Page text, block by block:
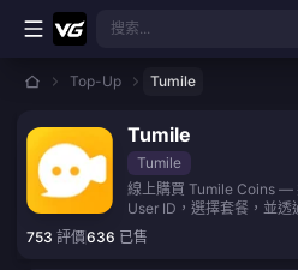
跳至主要內容
搜索...
Top-Up Tumile
Tumile
Tumile
線上購買 Tumile Coins —
User ID，選擇套餐，並透
753 評價636 已售